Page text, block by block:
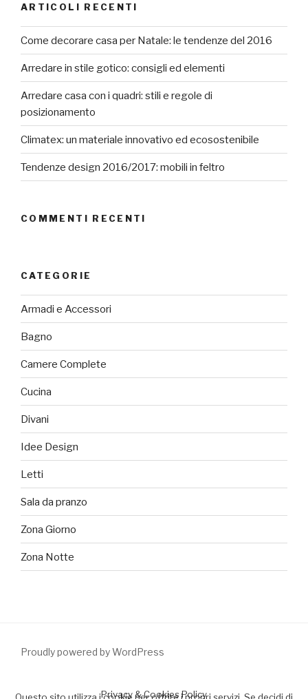
ARTICOLI RECENTI
Come decorare casa per Natale: le tendenze del 2016
Arredare in stile gotico: consigli ed elementi
Arredare casa con i quadri: stili e regole di
posizionamento
Climatex: un materiale innovativo ed ecosostenibile
Tendenze design 2016/2017: mobili in feltro
COMMENTI RECENTI
CATEGORIE
Armadi e Accessori
Bagno
Camere Complete
Cucina
Divani
Idee Design
Letti
Sala da pranzo
Zona Giorno
Zona Notte
Proudly powered by WordPress
Privacy & Cookies Policy